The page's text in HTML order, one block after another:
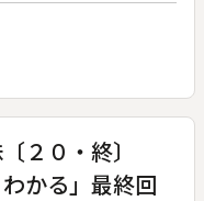
市生まれの秋田犬。大
後世に残したいと強く
いる。
２０・終〕
かる」最終回